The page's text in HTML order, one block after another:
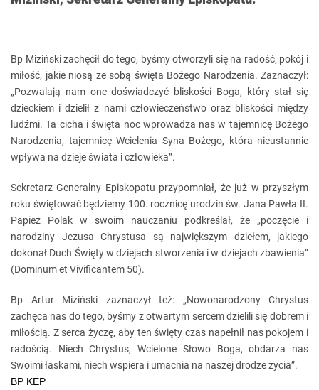
Bp Miziński zachęcił do tego, byśmy otworzyli się na radość, pokój i
miłość, jakie niosą ze sobą święta Bożego Narodzenia. Zaznaczył:
„Pozwalają nam one doświadczyć bliskości Boga, który stał się
dzieckiem i dzielił z nami człowieczeństwo oraz bliskości między
ludźmi. Ta cicha i święta noc wprowadza nas w tajemnicę Bożego
Narodzenia, tajemnicę Wcielenia Syna Bożego, która nieustannie
wpływa na dzieje świata i człowieka”.
Sekretarz Generalny Episkopatu przypomniał, że już w przyszłym
roku świętować będziemy 100. rocznicę urodzin św. Jana Pawła II.
Papież Polak w swoim nauczaniu podkreślał, że „poczęcie i
narodziny Jezusa Chrystusa są największym dziełem, jakiego
dokonał Duch Święty w dziejach stworzenia i w dziejach zbawienia”
(Dominum et Vivificantem 50).
Bp Artur Miziński zaznaczył też: „Nowonarodzony Chrystus
zachęca nas do tego, byśmy z otwartym sercem dzielili się dobrem i
miłością. Z serca życzę, aby ten święty czas napełnił nas pokojem i
radością. Niech Chrystus, Wcielone Słowo Boga, obdarza nas
Swoimi łaskami, niech wspiera i umacnia na naszej drodze życia”.
BP KEP